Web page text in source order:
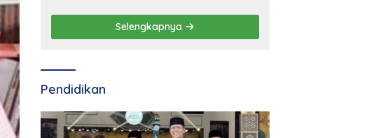
Selengkapnya
Pendidikan